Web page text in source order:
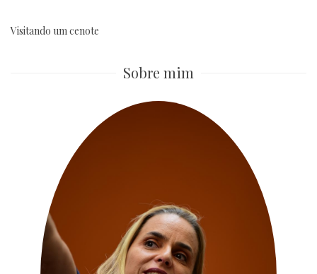
Visitando um cenote
Sobre mim